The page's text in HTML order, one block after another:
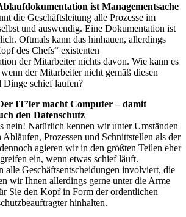
ist Managementsache
die Geschäftsleitung alle Prozesse im
und auswendig. Eine Dokumentation ist
Oftmals kann das hinhauen, allerdings
des Chefs“ existenten
der Mitarbeiter nichts davon. Wie kann es
der Mitarbeiter nicht gemäß diesen
Dinge schief laufen?
IT’ler macht Computer – damit
den Datenschutz
nein! Natürlich kennen wir unter Umständen
Prozessen und Schnittstellen als der
agieren wir in den größten Teilen eher
ein, wenn etwas schief läuft.
alle Geschäftsentscheidungen involviert, die
wir Ihnen allerdings gerne unter die Arme
Sie den Kopf in Form der ordentlichen
hinhalten.